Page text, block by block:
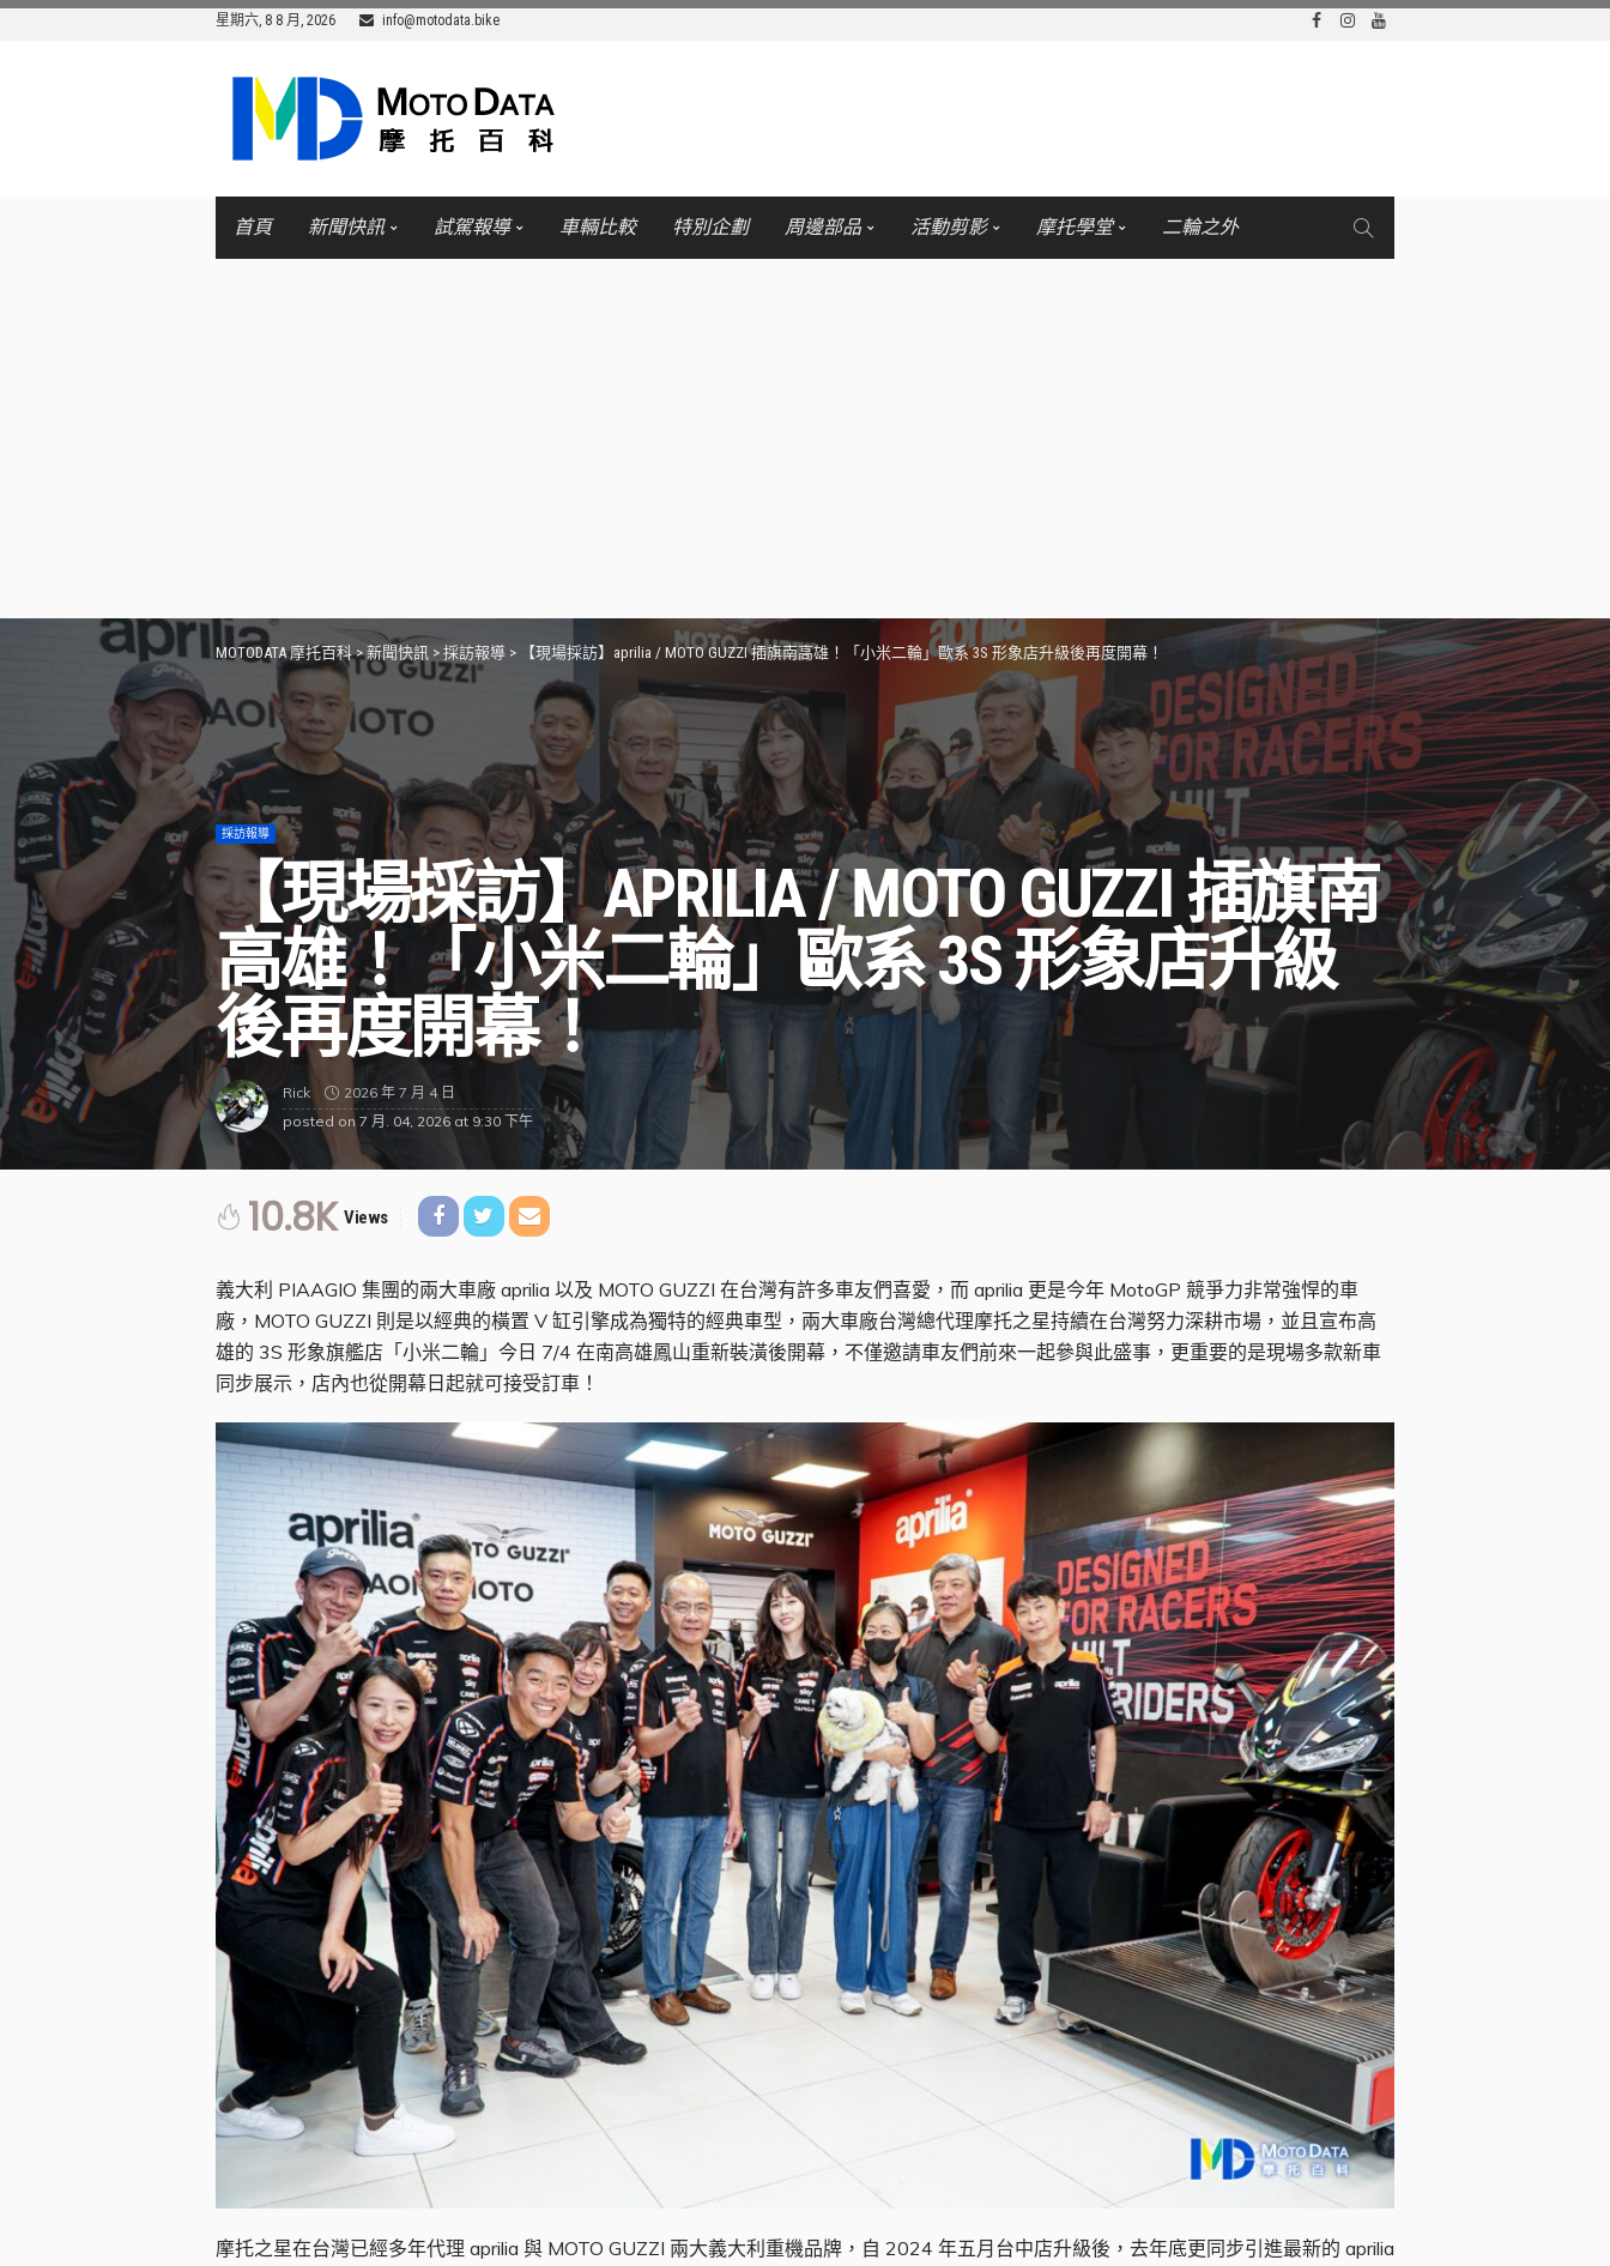
星期六, 8 8 月, 2026 info@motodata.bike
首頁 新聞快訊 試駕報導 車輛比較 特別企劃 周邊部品 活動剪影 摩托學堂 二輪之外
MOTODATA 摩托百科>新聞快訊 > 採訪報導 > 【現場採訪】aprilia / MOTO GUZZI 插旗南高雄！「小米二輪」歐系 3S 形象店升級後再度開幕！
採訪報導
【現場採訪】APRILIA / MOTO GUZZI 插旗南
高雄！「小米二輪」歐系 3S 形象店升級
後再度開幕！
Rick
2026 年 7 月 4 日
posted on 7 月. 04, 2026 at 9:30 下午
10.8K Views
義大利 PIAAGIO 集團的兩大車廠 aprilia 以及 MOTO GUZZI 在台灣有許多車友們喜愛，而 aprilia 更是今年 MotoGP 競爭力非常強悍的車
廠，MOTO GUZZI 則是以經典的橫置 V 缸引擎成為獨特的經典車型，兩大車廠台灣總代理摩托之星持續在台灣努力深耕市場，並且宣布高
雄的 3S 形象旗艦店「小米二輪」今日 7/4 在南高雄鳳山重新裝潢後開幕，不僅邀請車友們前來一起參與此盛事，更重要的是現場多款新車
同步展示，店內也從開幕日起就可接受訂車！
摩托之星在台灣已經多年代理 aprilia 與 MOTO GUZZI 兩大義大利重機品牌，自 2024 年五月台中店升級後，去年底更同步引進最新的 aprilia